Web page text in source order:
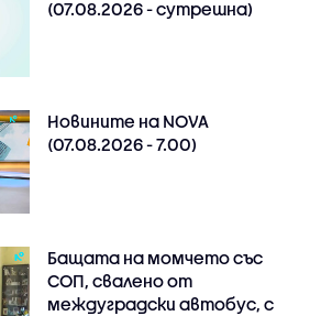
(07.08.2026 - сутрешна)
Новините на NOVA
(07.08.2026 - 7.00)
Бащата на момчето със
СОП, свалено от
междуградски автобус, с